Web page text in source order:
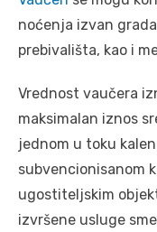
noćenja izvan
prebivališta, kao i
Vrednost vaučera
maksimalan iznos
jednom u toku
subvencionisanom
ugostiteljskim
izvršene usluge